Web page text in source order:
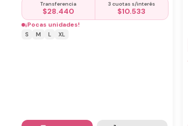
Transferencia
$28.440
3 cuotas s/interés
$10.533
¡Pocas unidades!
S M L XL